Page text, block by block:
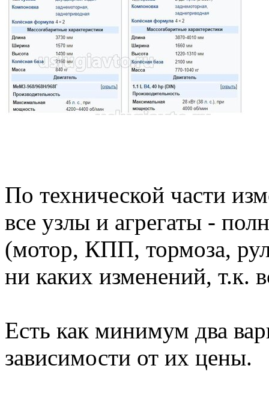
По технической части
все узлы и агрегаты -
(мотор, КПП, тормоза,
ни каких изменений, т.к.
Есть как минимум два
зависимости от их цены.